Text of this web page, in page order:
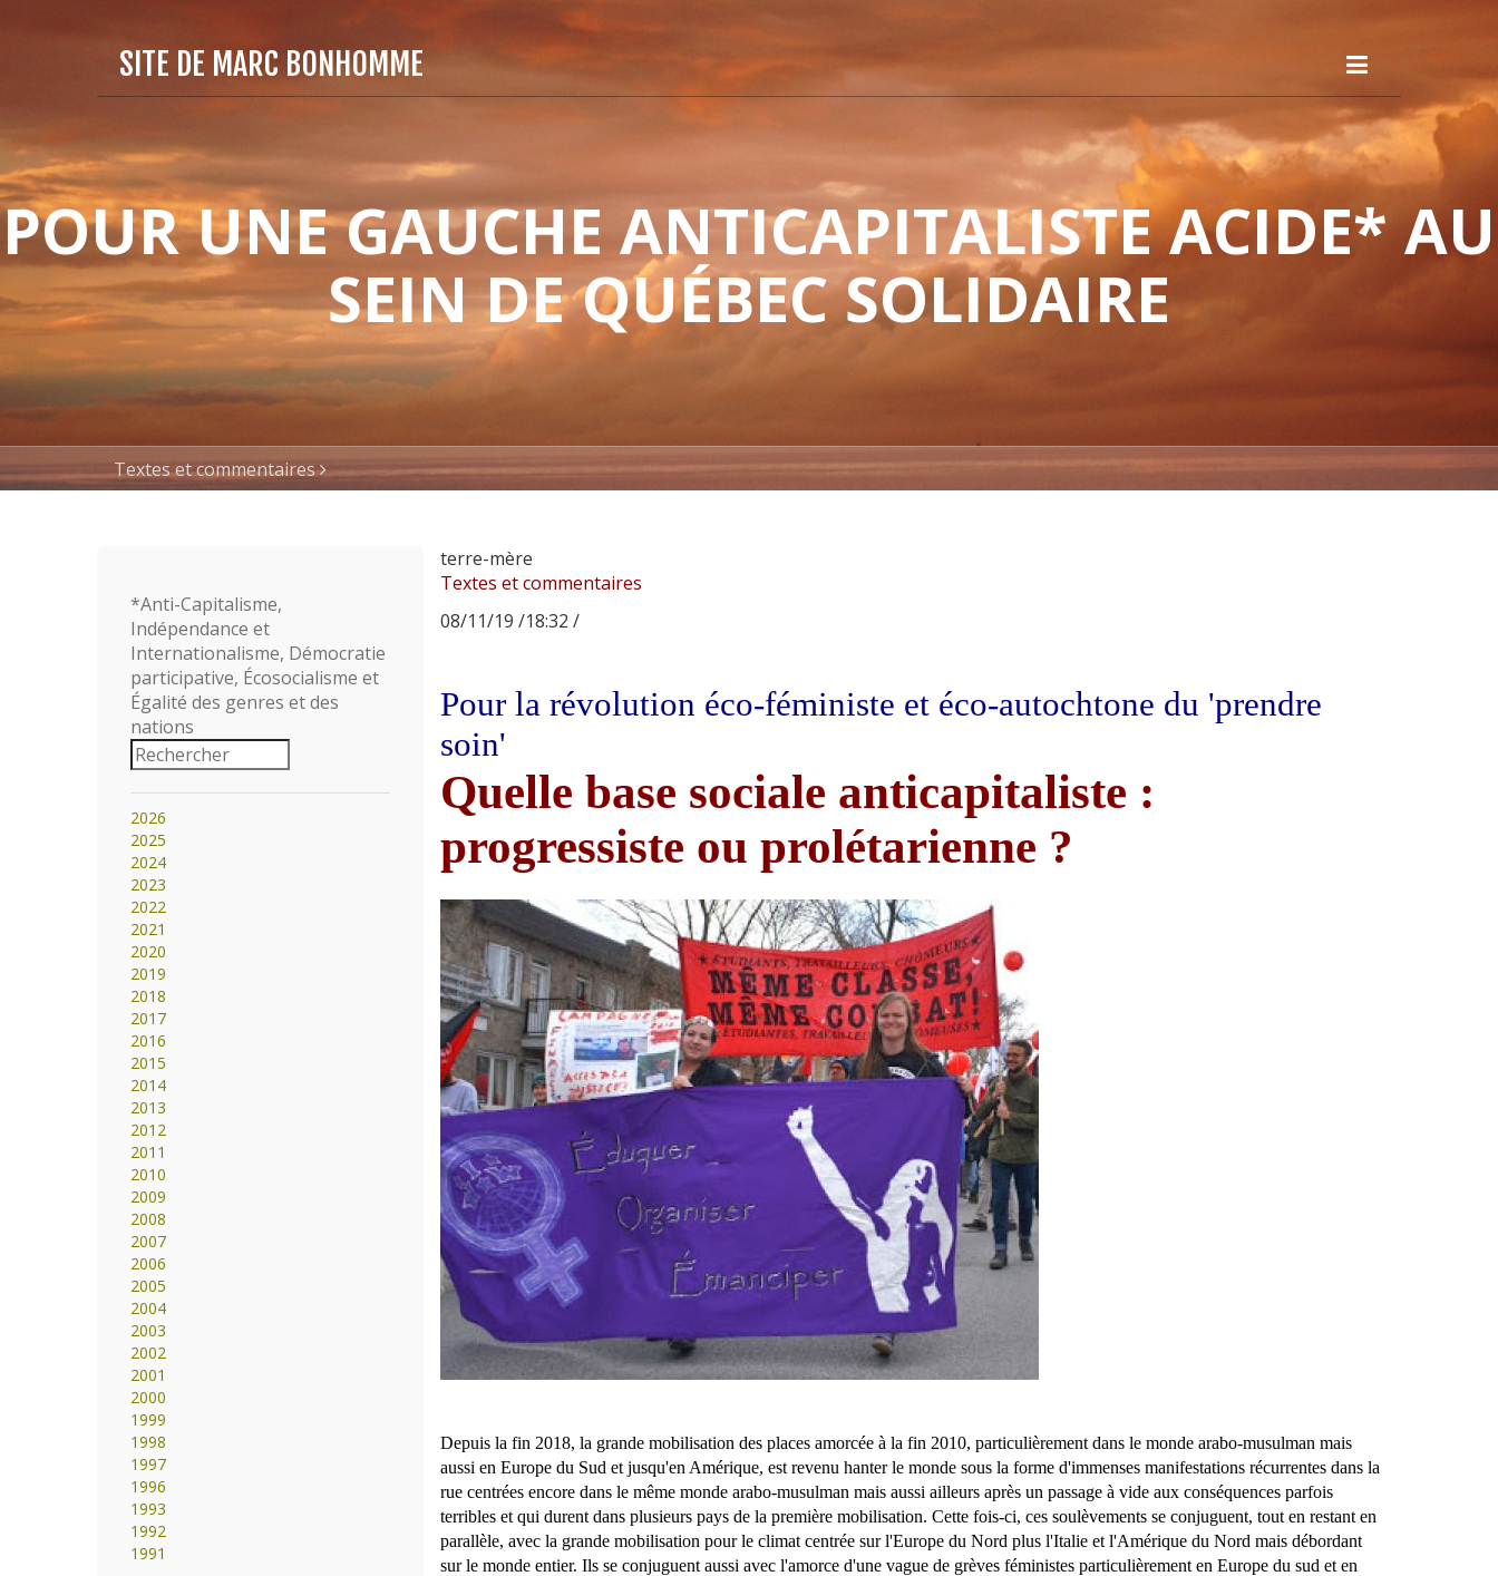
SITE DE MARC BONHOMME
POUR UNE GAUCHE ANTICAPITALISTE ACIDE* AU
SEIN DE QUÉBEC SOLIDAIRE
Textes et commentaires
terre-mère
Textes et commentaires
08/11/19 /18:32 /
Pour la révolution éco-féministe et éco-autochtone du 'prendre
soin'
Quelle base sociale anticapitaliste :
progressiste ou prolétarienne ?
Depuis la fin 2018, la grande mobilisation des places amorcée à la fin 2010, particulièrement dans le monde arabo-musulman mais
aussi en Europe du Sud et jusqu'en Amérique, est revenu hanter le monde sous la forme d'immenses manifestations récurrentes dans la
rue centrées encore dans le même monde arabo-musulman mais aussi ailleurs après un passage à vide aux conséquences parfois
terribles et qui durent dans plusieurs pays de la première mobilisation. Cette fois-ci, ces soulèvements se conjuguent, tout en restant en
parallèle, avec la grande mobilisation pour le climat centrée sur l'Europe du Nord plus l'Italie et l'Amérique du Nord mais débordant
sur le monde entier. Ils se conjuguent aussi avec l'amorce d'une vague de grèves féministes particulièrement en Europe du sud et en
*Anti-Capitalisme,
Indépendance et
Internationalisme, Démocratie
participative, Écosocialisme et
Égalité des genres et des
nations
2026
2025
2024
2023
2022
2021
2020
2019
2018
2017
2016
2015
2014
2013
2012
2011
2010
2009
2008
2007
2006
2005
2004
2003
2002
2001
2000
1999
1998
1997
1996
1993
1992
1991